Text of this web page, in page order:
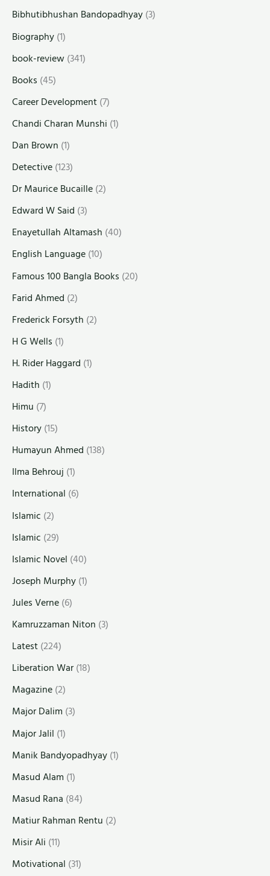
Bibhutibhushan Bandopadhyay(3)
Biography(1)
book-review(341)
Books (45)
Career Development(7)
Chandi Charan Munshi (1)
Dan Brown (1)
Detective(123)
Dr Maurice Bucaille(2)
Edward W Said (3)
Enayetullah Altamash (40)
English Language(10)
Famous 100 Bangla Books (20)
Farid Ahmed (2)
Frederick Forsyth (2)
H G Wells (1)
H. Rider Haggard (1)
Hadith (1)
Himu (7)
History(15)
Humayun Ahmed (138)
Ilma Behrouj (1)
International (6)
Islamic (2)
Islamic (29)
Islamic Novel (40)
Joseph Murphy(1)
Jules Verne(6)
Kamruzzaman Niton (3)
Latest(224)
Liberation War(18)
Magazine(2)
Major Dalim (3)
Major Jalil (1)
Manik Bandyopadhyay(1)
Masud Alam (1)
Masud Rana (84)
Matiur Rahman Rentu (2)
Misir Ali (11)
Motivational (31)